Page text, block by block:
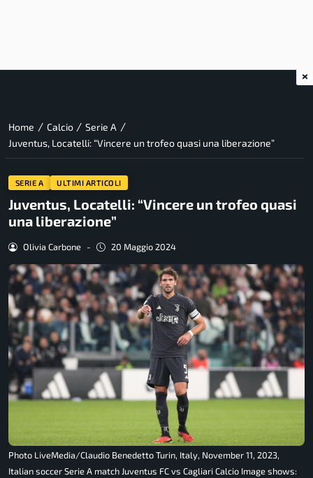
Home / Calcio / Serie A /
Juventus, Locatelli: “Vincere un trofeo quasi una liberazione”
SERIE A ULTIMI ARTICOLI
Juventus, Locatelli: “Vincere un trofeo quasi
una liberazione”
Olivia Carbone - 20 Maggio 2024
Photo LiveMedia/Claudio Benedetto Turin, Italy, November 11, 2023,
Italian soccer Serie A match Juventus FC vs Cagliari Calcio Image shows:
×